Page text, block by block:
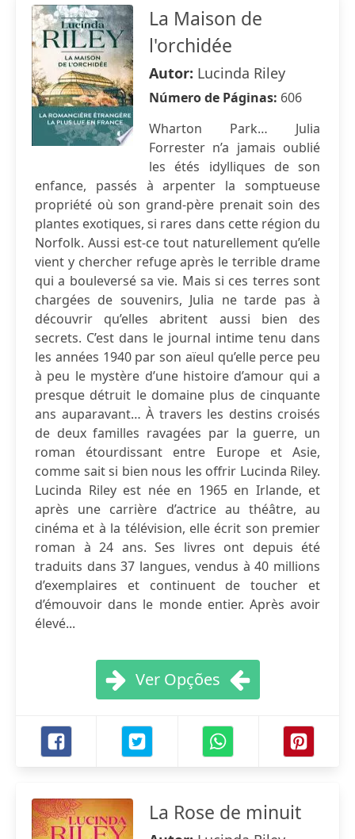
La Maison de
l'orchidée
Autor: Lucinda Riley
Número de Páginas: 606
Wharton Park… Julia
Forrester n’a jamais oublié
les étés idylliques de son
enfance, passés à arpenter la somptueuse
propriété où son grand-père prenait soin des
plantes exotiques, si rares dans cette région du
Norfolk. Aussi est-ce tout naturellement qu’elle
vient y chercher refuge après le terrible drame
qui a bouleversé sa vie. Mais si ces terres sont
chargées de souvenirs, Julia ne tarde pas à
découvrir qu’elles abritent aussi bien des
secrets. C’est dans le journal intime tenu dans
les années 1940 par son aïeul qu’elle perce peu
à peu le mystère d’une histoire d’amour qui a
presque détruit le domaine plus de cinquante
ans auparavant… À travers les destins croisés
de deux familles ravagées par la guerre, un
roman étourdissant entre Europe et Asie,
comme sait si bien nous les offrir Lucinda Riley.
Lucinda Riley est née en 1965 en Irlande, et
après une carrière d’actrice au théâtre, au
cinéma et à la télévision, elle écrit son premier
roman à 24 ans. Ses livres ont depuis été
traduits dans 37 langues, vendus à 40 millions
d’exemplaires et continuent de toucher et
d’émouvoir dans le monde entier. Après avoir
élevé...
Ver Opções
La Rose de minuit